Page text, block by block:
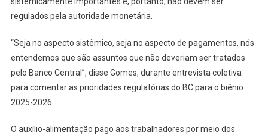
regulados pela autoridade monetária.
“Seja no aspecto sistêmico, seja no aspecto de pagamentos, nós
entendemos que são assuntos que não deveriam ser tratados
pelo Banco Central”, disse Gomes, durante entrevista coletiva
para comentar as prioridades regulatórias do BC para o biênio
2025-2026.
O auxílio-alimentação pago aos trabalhadores por meio dos